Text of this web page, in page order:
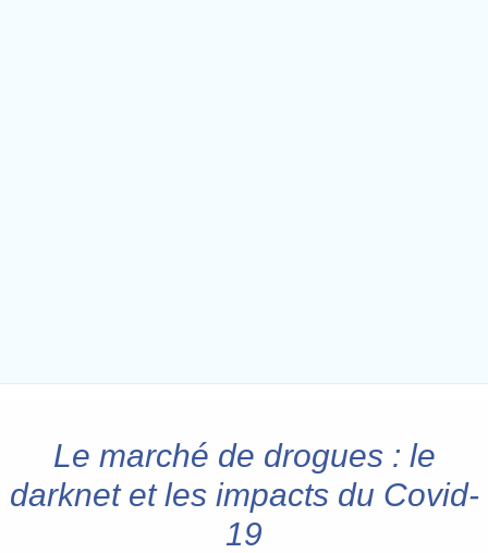
Le marché de drogues : le
darknet et les impacts du Covid-
19